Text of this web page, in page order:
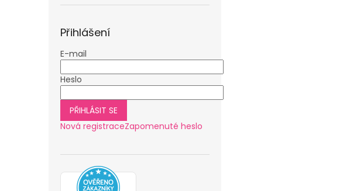
Přihlášení
E-mail
Heslo
PŘIHLÁSIT SE
Nová registraceZapomenuté heslo